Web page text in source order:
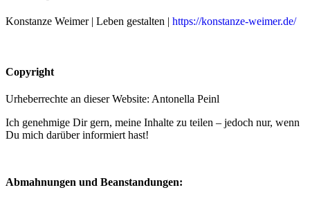
Konstanze Weimer | Leben gestalten | https://konstanze-weimer.de/
Copyright
Urheberrechte an dieser Website: Antonella Peinl
Ich genehmige Dir gern, meine Inhalte zu teilen – jedoch nur, wenn
Du mich darüber informiert hast!
Abmahnungen und Beanstandungen: